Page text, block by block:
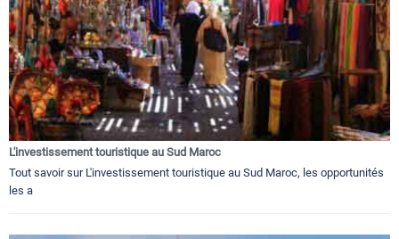
L'investissement touristique au Sud Maroc
Tout savoir sur L'investissement touristique au Sud Maroc, les opportunités
les a